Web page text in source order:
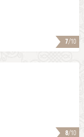
7/10
8/10